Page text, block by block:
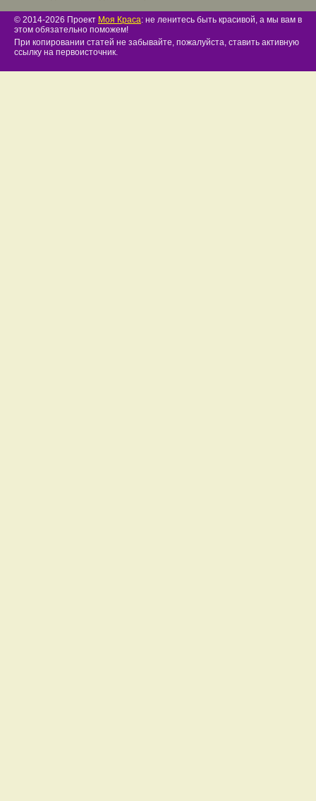
© 2014-2026 Проект Моя Краса: не ленитесь быть красивой, а мы вам в
этом обязательно поможем!
При копировании статей не забывайте, пожалуйста, ставить активную
ссылку на первоисточник.